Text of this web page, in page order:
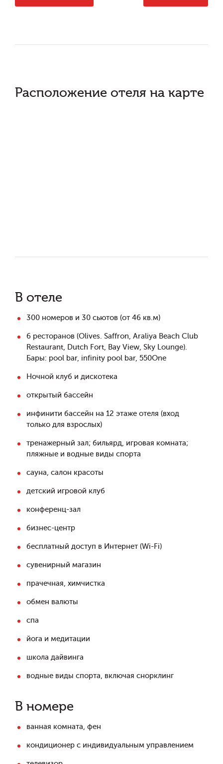
Расположение отеля на карте
В отеле
300 номеров и 30 сьютов (от 46 кв.м)
6 ресторанов (Olives. Saffron, Araliya Beach Club
Restaurant, Dutch Fort, Bay View, Sky Lounge).
Бары: pool bar, infinity pool bar, 550One
Ночной клуб и дискотека
открытый бассейн
инфинити бассейн на 12 этаже отеля (вход
только для взрослых)
тренажерный зал; бильярд, игровая комната;
пляжные и водные виды спорта
сауна, салон красоты
детский игровой клуб
конференц-зал
бизнес-центр
бесплатный доступ в Интернет (Wi-Fi)
сувенирный магазин
прачечная, химчистка
обмен валюты
спа
йога и медитации
школа дайвинга
водные виды спорта, включая снорклинг
В номере
ванная комната, фен
кондиционер с индивидуальным управлением